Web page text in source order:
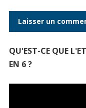
QU'EST-CE QUE
EN 6 ?